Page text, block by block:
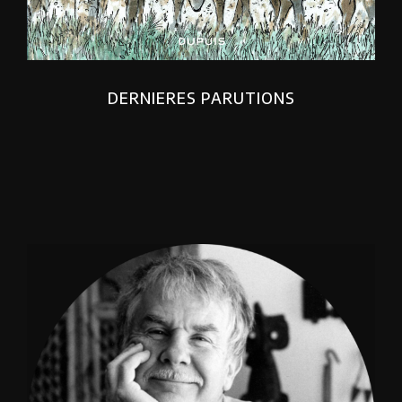
DERNIERES PARUTIONS